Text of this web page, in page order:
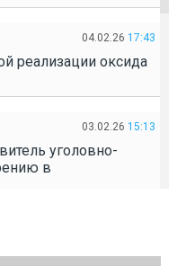
04.02.26 17:43
реализации оксида
03.02.26 15:13
уголовно-
в
выращивание